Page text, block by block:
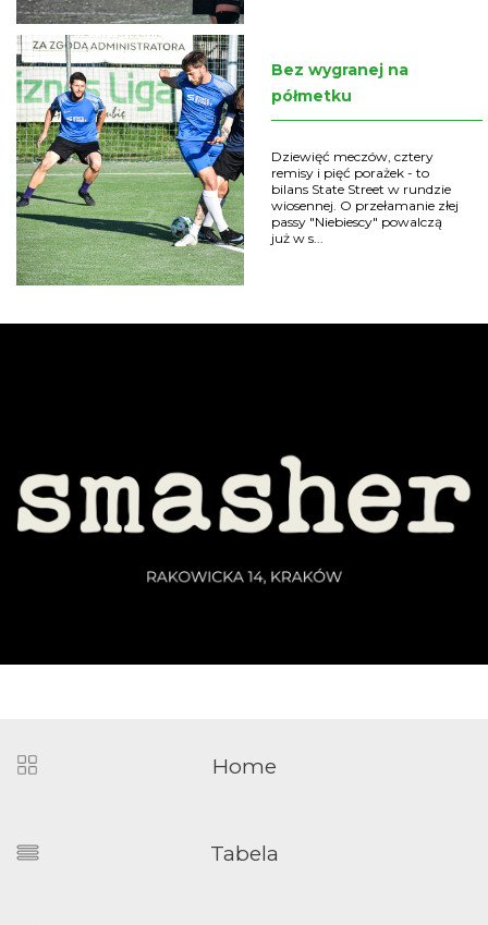
Bez wygranej na
półmetku
Dziewięć meczów, cztery
remisy i pięć porażek - to
bilans State Street w rundzie
wiosennej. O przełamanie złej
passy "Niebiescy" powalczą
już w s...
Home
Tabela